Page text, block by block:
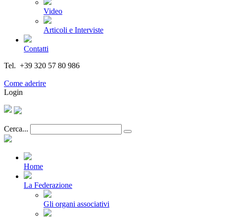
Video
Articoli e Interviste
Contatti
Tel. +39 320 57 80 986
Come aderire
Login
Cerca...
Home
La Federazione
Gli organi associativi